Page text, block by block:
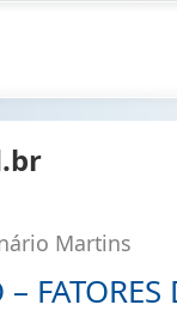
Martins
FATORES